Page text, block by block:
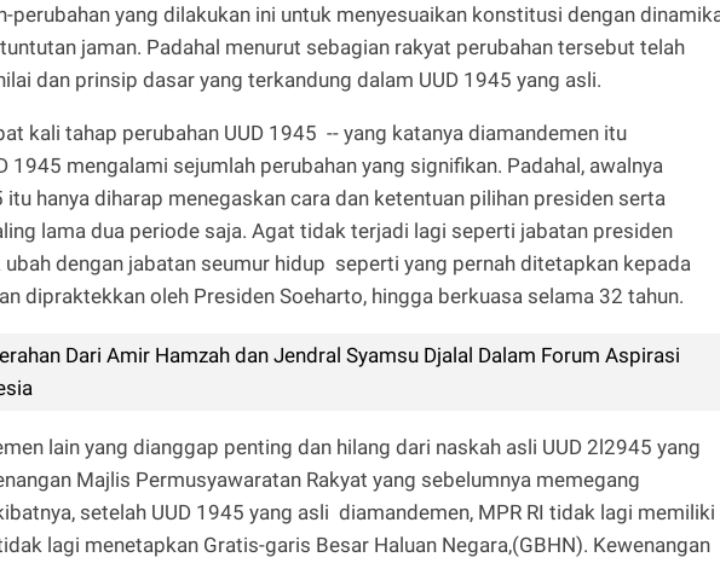
perubahan yang dilakukan ini untuk menyesuaikan konstitusi dengan
jaman. Padahal menurut sebagian rakyat perubahan tersebut telah
dan prinsip dasar yang terkandung dalam UUD 1945 yang asli.
kali tahap perubahan UUD 1945 -- yang katanya diamandemen itu
1945 mengalami sejumlah perubahan yang signifikan. Padahal, awalnya
itu hanya diharap menegaskan cara dan ketentuan pilihan presiden serta
lama dua periode saja. Agat tidak terjadi lagi seperti jabatan presiden
ubah dengan jabatan seumur hidup seperti yang pernah ditetapkan kepada
dipraktekkan oleh Presiden Soeharto, hingga berkuasa selama 32 tahun.
Dari Amir Hamzah dan Jendral Syamsu Djalal Dalam Forum Aspirasi
lain yang dianggap penting dan hilang dari naskah asli UUD 2l2945 yang
Majlis Permusyawaratan Rakyat yang sebelumnya memegang
setelah UUD 1945 yang asli diamandemen, MPR RI tidak lagi memiliki
lagi menetapkan Gratis-garis Besar Haluan Negara,(GBHN). Kewenangan